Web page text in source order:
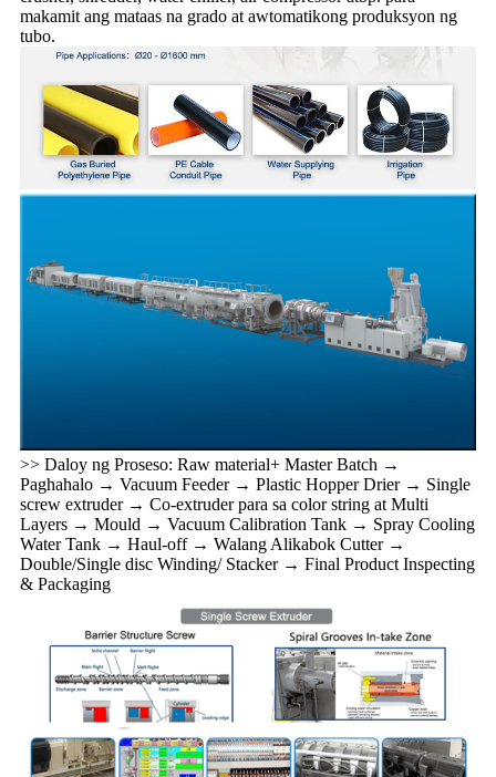
makamit ang mataas na grado at awtomatikong produksyon ng
tubo.
>> Daloy ng Proseso: Raw material+ Master Batch →
Paghahalo → Vacuum Feeder → Plastic Hopper Drier → Single
screw extruder → Co-extruder para sa color string at Multi
Layers → Mould → Vacuum Calibration Tank → Spray Cooling
Water Tank → Haul-off → Walang Alikabok Cutter →
Double/Single disc Winding/ Stacker → Final Product Inspecting
& Packaging